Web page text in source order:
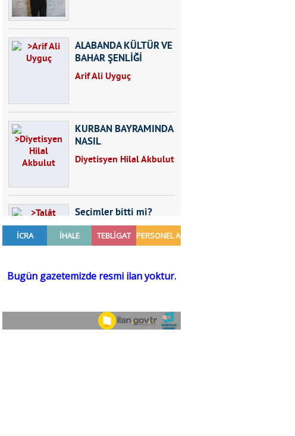
ALABANDA KÜLTÜR VE
BAHAR ŞENLİĞİ
Arif Ali Uyguç
KURBAN BAYRAMINDA
NASIL
BESLENMELİYİZ?
Diyetisyen Hilal Akbulut
Seçimler bitti mi?
Talât Yörük
Sezgin MADRAN